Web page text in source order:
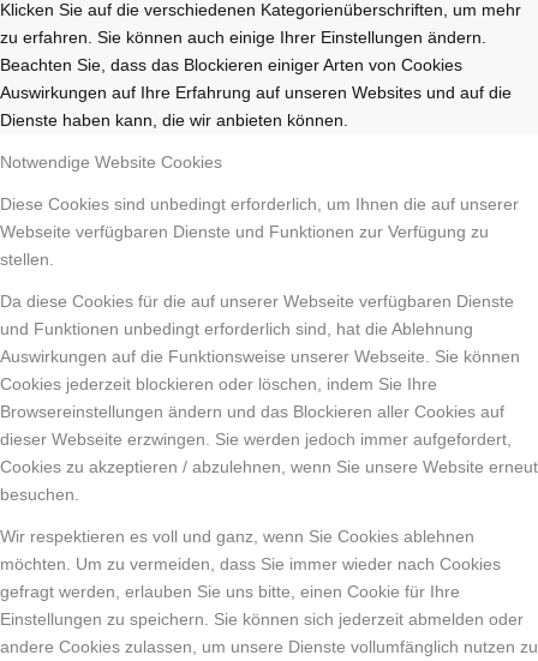
Klicken Sie auf die verschiedenen Kategorienüberschriften, um mehr
zu erfahren. Sie können auch einige Ihrer Einstellungen ändern.
Beachten Sie, dass das Blockieren einiger Arten von Cookies
Auswirkungen auf Ihre Erfahrung auf unseren Websites und auf die
Dienste haben kann, die wir anbieten können.
Notwendige Website Cookies
Diese Cookies sind unbedingt erforderlich, um Ihnen die auf unserer
Webseite verfügbaren Dienste und Funktionen zur Verfügung zu
stellen.
Da diese Cookies für die auf unserer Webseite verfügbaren Dienste
und Funktionen unbedingt erforderlich sind, hat die Ablehnung
Auswirkungen auf die Funktionsweise unserer Webseite. Sie können
Cookies jederzeit blockieren oder löschen, indem Sie Ihre
Browsereinstellungen ändern und das Blockieren aller Cookies auf
dieser Webseite erzwingen. Sie werden jedoch immer aufgefordert,
Cookies zu akzeptieren / abzulehnen, wenn Sie unsere Website erneut
besuchen.
Wir respektieren es voll und ganz, wenn Sie Cookies ablehnen
möchten. Um zu vermeiden, dass Sie immer wieder nach Cookies
gefragt werden, erlauben Sie uns bitte, einen Cookie für Ihre
Einstellungen zu speichern. Sie können sich jederzeit abmelden oder
andere Cookies zulassen, um unsere Dienste vollumfänglich nutzen zu